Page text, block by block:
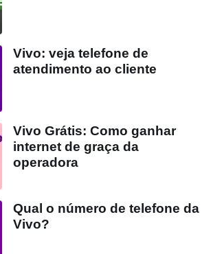
Vivo: veja telefone de
atendimento ao cliente
Vivo Grátis: Como ganhar
internet de graça da
operadora
Qual o número de telefone da
Vivo?